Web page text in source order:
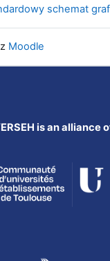
schemat
Moodle
is an alliance